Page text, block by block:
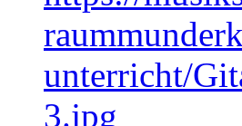
unterricht/
3.jpg